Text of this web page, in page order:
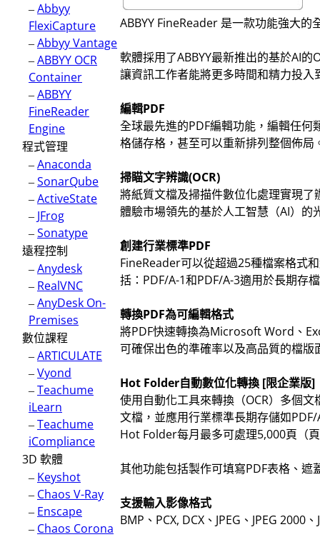
–Abbyy
FlexiCapture
–Abbyy Vantage
–ABBYY OCR
Container
–ABBYY
FineReader
Engine
程式管理
–Anaconda
–SonarQube
–ActiveState
– JFrog
–Sonatype
遠程控制
–Anydesk
– RealVNC
–AnyDesk On-
Premises
數位課程
–ARTICULATE
–Vyond
–Teachume
iLearn
–Teachume
iCompliance
3D 軟體
– Keyshot
– Chaos V-Ray
– Enscape
– Chaos Corona
ABBYY FineReader 是一款功能強大
軟體採用了ABBYY最新推出的基於AI
讓資訊工作者能將更多時間和精力投
編輯PDF
全球最先進的PDF編輯功能，編輯任
格儲存格，甚至可以重新排列整個佈局
掃瞄文字辨識(OCR)
將紙質文檔及掃描件數位化處理實現
體驗市場領先的基於人工智慧（AI）
創建行業標準PDF
FineReader可以從超過25種檔案格式
括：PDF/A-1和PDF/A-3適用於長期存檔
轉換PDF為可編輯格式
將PDF快速轉換為Microsoft Word、
可確保出色的準確率以及高品質的檔
Hot Folder自動數位化轉換 [限企業版]
使用自動化工具來轉換（OCR）多個
文檔，並應用行業標準長期存儲如
Hot Folder每月最多可處理5,000頁（
其他功能包括製作可填寫PDF表格、
支援輸入影像格式
BMP、PCX, DCX、JPEG、JPEG 2000